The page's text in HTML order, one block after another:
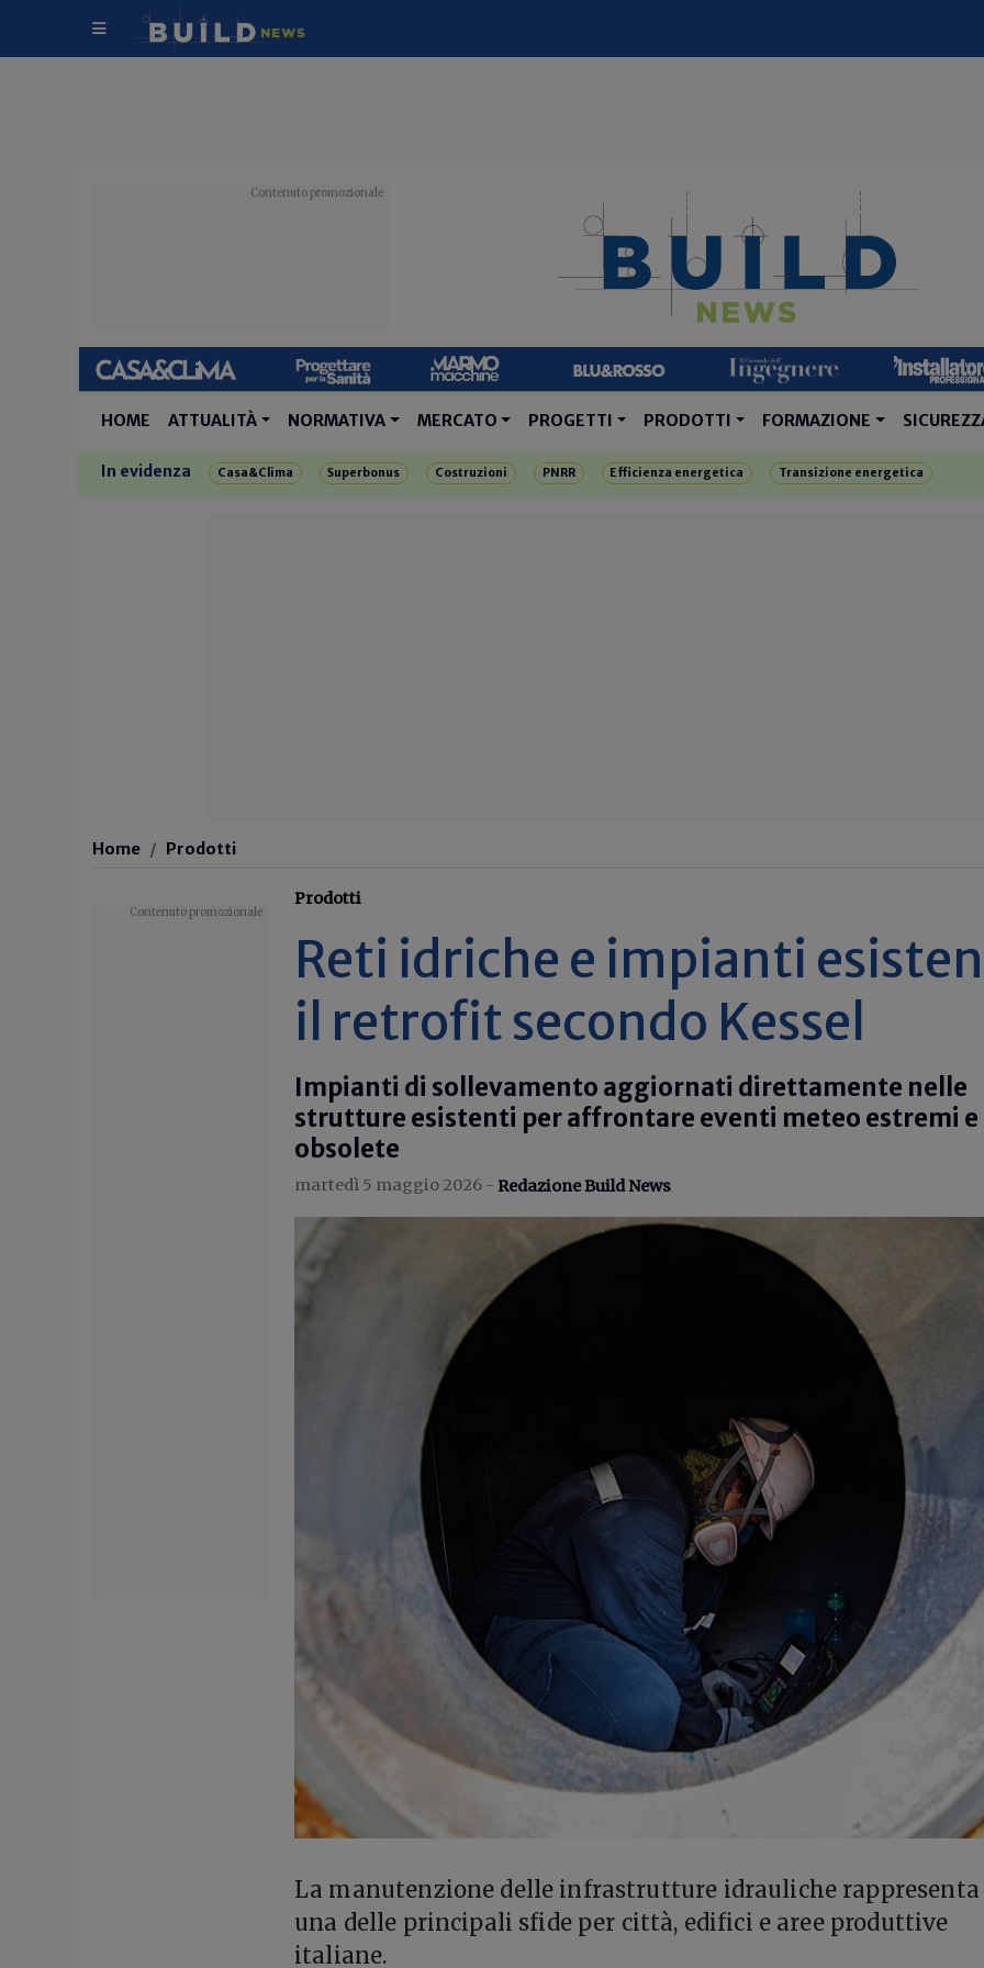
HOME ATTUALITÀ NORMATIVA MERCATO PROGETTI PRODOTTI FORMAZIONE
In evidenza Casa&Clima Superbonus Costruzioni PNRR Efficienza energetica Transizione energetica
Home Prodotti
Prodotti
Reti idriche e impianti
il retrofit secondo Kessel
Impianti di sollevamento aggiornati direttamente nelle
strutture esistenti per affrontare eventi meteo estremi
obsolete
martedì 5 maggio 2026 - Redazione Build News
La manutenzione delle infrastrutture idrauliche
una delle principali sfide per città, edifici e aree produttive
italiane.